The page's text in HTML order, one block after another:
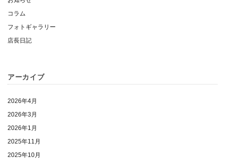
コラム
フォトギャラリー
店長日記
アーカイブ
2026年4月
2026年3月
2026年1月
2025年11月
2025年10月